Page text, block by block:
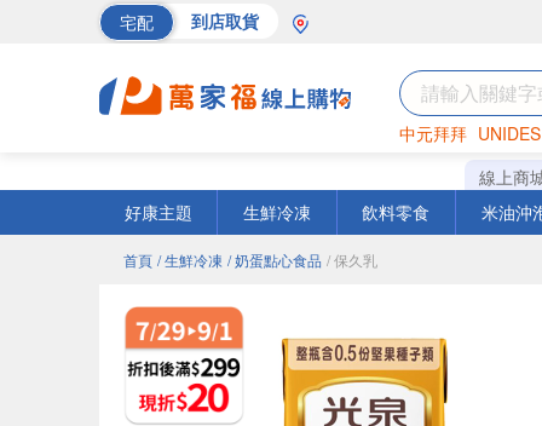
宅配 到店取貨
中元拜拜
罐頭 海苔
線上商
好康主題
生鮮冷凍 飲料零食 米油沖
首頁 / 生鮮冷凍 / 奶蛋點心食品 / 保久乳